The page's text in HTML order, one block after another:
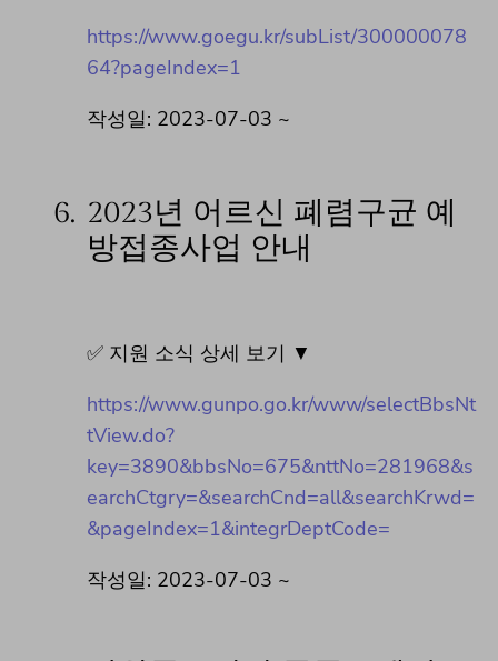
https://www.goegu.kr/subList/300000078
64?pageIndex=1
작성일: 2023-07-03 ~
6. 2023년 어르신 폐렴구균 예
방접종사업 안내
✅ 지원 소식 상세 보기 ▼
https://www.gunpo.go.kr/www/selectBbsNt
tView.do?
key=3890&bbsNo=675&nttNo=281968&s
earchCtgry=&searchCnd=all&searchKrwd=
&pageIndex=1&integrDeptCode=
작성일: 2023-07-03 ~